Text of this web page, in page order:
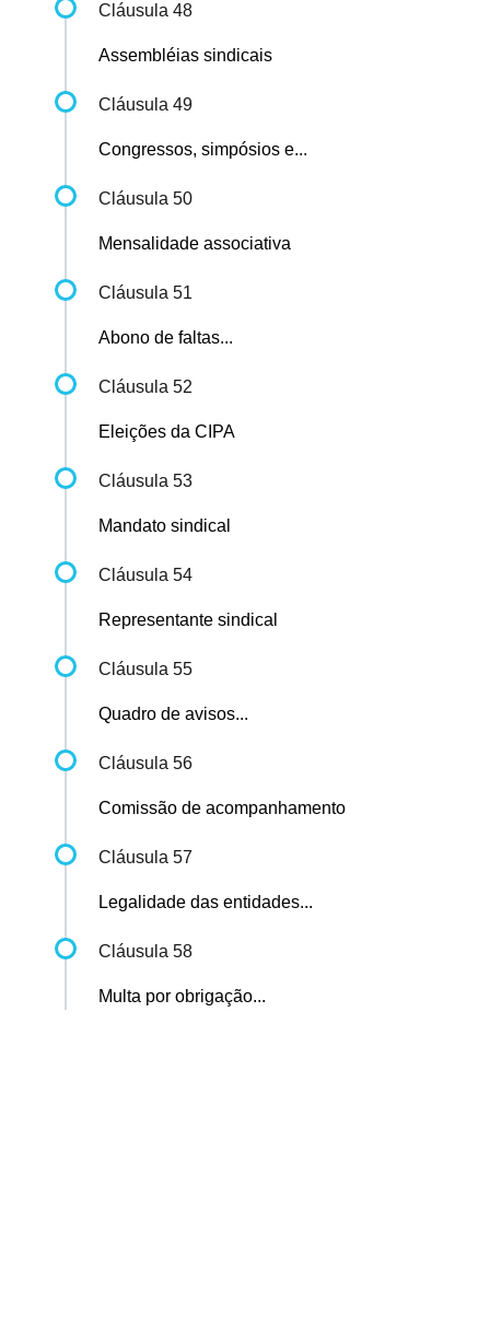
Cláusula 48
Assembléias sindicais
Cláusula 49
Congressos, simpósios e...
Cláusula 50
Mensalidade associativa
Cláusula 51
Abono de faltas...
Cláusula 52
Eleições da CIPA
Cláusula 53
Mandato sindical
Cláusula 54
Representante sindical
Cláusula 55
Quadro de avisos...
Cláusula 56
Comissão de acompanhamento
Cláusula 57
Legalidade das entidades...
Cláusula 58
Multa por obrigação...